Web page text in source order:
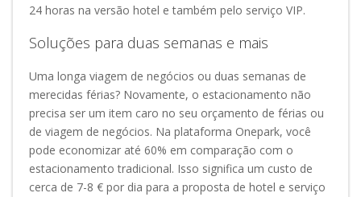
24 horas na versão hotel e também pelo serviço VIP.
Soluções para duas semanas e mais
Uma longa viagem de negócios ou duas semanas de
merecidas férias? Novamente, o estacionamento não
precisa ser um item caro no seu orçamento de férias ou
de viagem de negócios. Na plataforma Onepark, você
pode economizar até 60% em comparação com o
estacionamento tradicional. Isso significa um custo de
cerca de 7-8 € por dia para a proposta de hotel e serviço